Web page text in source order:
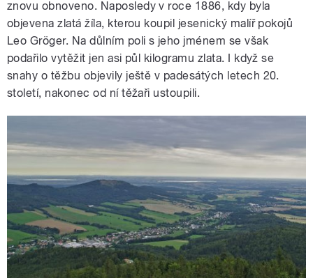
znovu obnoveno. Naposledy v roce 1886, kdy byla
objevena zlatá žíla, kterou koupil jesenický malíř pokojů
Leo Gröger. Na důlním poli s jeho jménem se však
podařilo vytěžit jen asi půl kilogramu zlata. I když se
snahy o těžbu objevily ještě v padesátých letech 20.
století, nakonec od ní těžaři ustoupili.